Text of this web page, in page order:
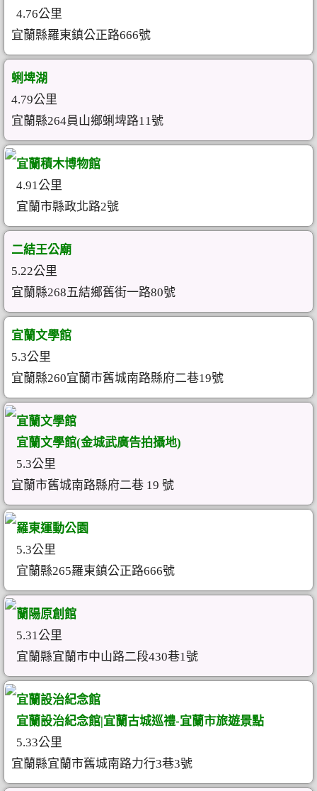
4.76公里
宜蘭縣羅東鎮公正路666號
蜊埤湖
4.79公里
宜蘭縣264員山鄉蜊埤路11號
宜蘭積木博物館
4.91公里
宜蘭市縣政北路2號
二結王公廟
5.22公里
宜蘭縣268五結鄉舊街一路80號
宜蘭文學館
5.3公里
宜蘭縣260宜蘭市舊城南路縣府二巷19號
宜蘭文學館
宜蘭文學館(金城武廣告拍攝地)
5.3公里
宜蘭市舊城南路縣府二巷 19 號
羅東運動公園
5.3公里
宜蘭縣265羅東鎮公正路666號
蘭陽原創館
5.31公里
宜蘭縣宜蘭市中山路二段430巷1號
宜蘭設治紀念館
宜蘭設治紀念館|宜蘭古城巡禮-宜蘭市旅遊景點
5.33公里
宜蘭縣宜蘭市舊城南路力行3巷3號